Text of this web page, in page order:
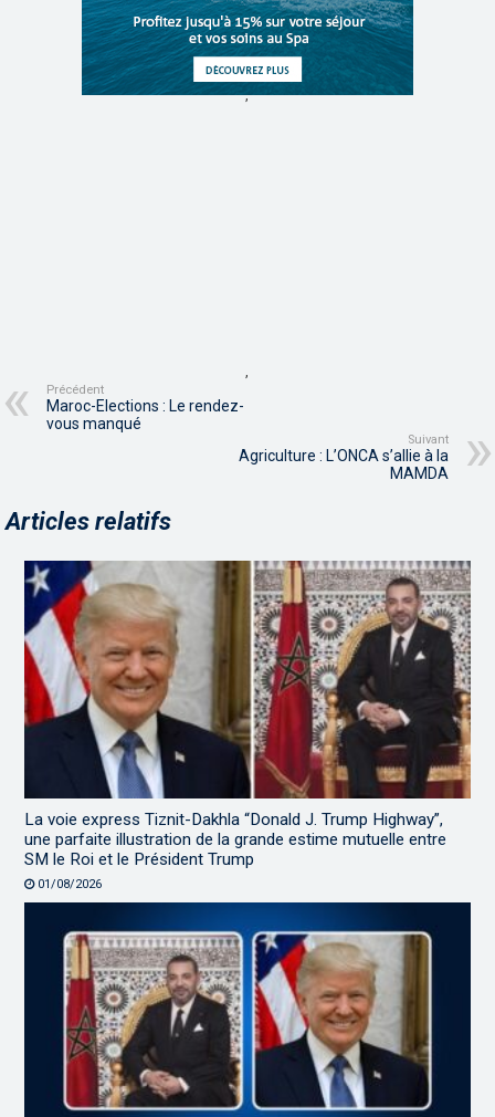
,
Précédent
Maroc-Elections : Le rendez-
vous manqué
Suivant
Agriculture : L’ONCA s’allie à la
MAMDA
Articles relatifs
La voie express Tiznit-Dakhla “Donald J. Trump Highway”,
une parfaite illustration de la grande estime mutuelle entre
SM le Roi et le Président Trump
01/08/2026